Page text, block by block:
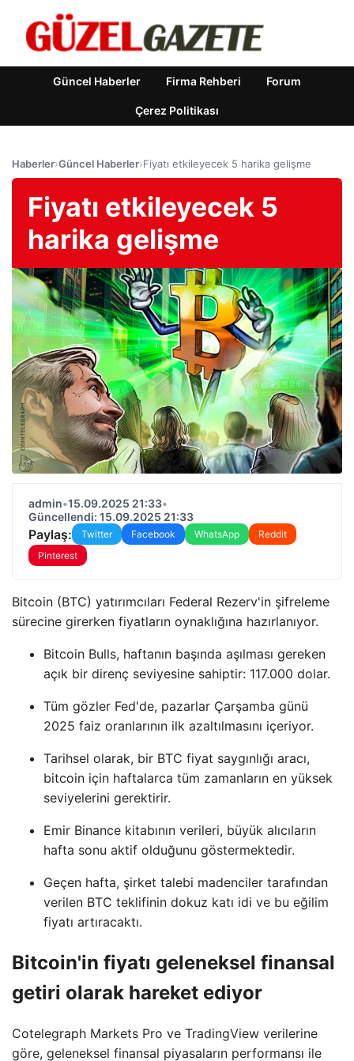
Güncel Haberler Firma Rehberi Forum
Çerez Politikası
Haberler›Güncel Haberler›Fiyatı etkileyecek 5 harika gelişme
Fiyatı etkileyecek 5
harika gelişme
admin•15.09.2025 21:33•
Güncellendi: 15.09.2025 21:33
Paylaş: Twitter Facebook WhatsApp
Reddit
Pinterest
Bitcoin (BTC) yatırımcıları Federal Rezerv'in şifreleme
sürecine girerken fiyatların oynaklığına hazırlanıyor.
Bitcoin Bulls, haftanın başında aşılması gereken
açık bir direnç seviyesine sahiptir: 117.000 dolar.
Tüm gözler Fed'de, pazarlar Çarşamba günü
2025 faiz oranlarının ilk azaltılmasını içeriyor.
Tarihsel olarak, bir BTC fiyat saygınlığı aracı,
bitcoin için haftalarca tüm zamanların en yüksek
seviyelerini gerektirir.
Emir Binance kitabının verileri, büyük alıcıların
hafta sonu aktif olduğunu göstermektedir.
Geçen hafta, şirket talebi madenciler tarafından
verilen BTC teklifinin dokuz katı idi ve bu eğilim
fiyatı artıracaktı.
Bitcoin'in fiyatı geleneksel finansal
getiri olarak hareket ediyor
Cotelegraph Markets Pro ve TradingView verilerine
göre, geleneksel finansal piyasaların performansı ile